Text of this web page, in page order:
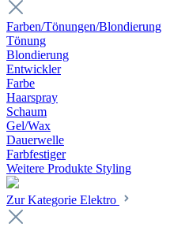
Farben/Tönungen/Blondierung
Tönung
Blondierung
Entwickler
Farbe
Haarspray
Schaum
Gel/Wax
Dauerwelle
Farbfestiger
Weitere Produkte Styling
Zur Kategorie Elektro